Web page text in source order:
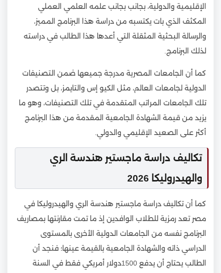
الإقليمية والدولية، بجانب بجانب علمه العلمي العملي
المكثف الذي بات يكتسبه من دراسة هذا البرنامج المميز،
والرسالة البحثية المثقلة التي أعدها هذا الطالب في دراسته
لذلك البرنامج.
كما أن الجامعات المصرية مدرجة جميعها ضمن التصنيفات
الدولية لجامعات العالم، مثل الكيو إس والتايمز، بل وتتصدر
تلك الجامعات المراتب المتقدمة في تلك التصنيفات، وهو ما
يزيد من قيمة الشهادة الجامعية المقدمة من هذا البرنامج
أكثر على الصعيد الإقليمي والدولي.
تكاليف دراسة ماجستير هندسة الري
والهيدروليكا 2026
كما أن تكاليف دراسة ماجستير هندسة الري والهيدروليكا في
مصر تعد رمزية للطلاب الوافدين إذ ما تمت مقارنتها بمصاريف
البرنامج نفسه من الجامعات الدولية الأخرى بالمستوى
الدراسي ذاته والشهادة الجامعية بالقيمة عينها؛ فنجد أن
الطالب يحتاج أن يدفع 1500دولار أمريكي فقط في السنة